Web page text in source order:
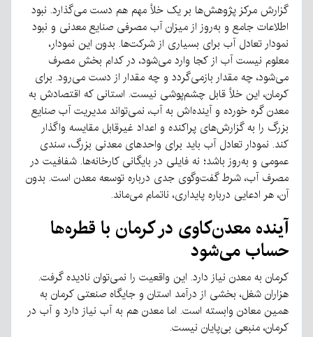
گزارش مرکز پژوهش‌ها بر یک خلأ مهم هم دست می‌گذارد. نبود
اطلاعات جامع و به‌روز از میزان آب مصرفی صنایع معدنی و نبود
نمودار تعادل آب برای بسیاری از شرکت‌ها. بدون این نمودار،
معلوم نیست آب از کجا وارد می‌شود، در کدام بخش مصرف
می‌شود، چه مقدار بازمی‌گردد و چه مقدار از دست می‌رود. برای
کرمان، این خلأ قابل چشم‌پوشی نیست. استانی که اقتصادش به
معدن گره خورده و آینده‌اش به آب، نمی‌تواند مدیریت آب صنایع
بزرگ را به گزارش‌های پراکنده و اعداد غیرقابل مقایسه واگذار
کند. نمودار تعادل آب باید برای واحدهای معدنی بزرگ، سندی
عمومی و به‌روز باشد؛ نه فایلی در بایگانی کارخانه‌ها. شفافیت در
مصرف آب، شرط گفت‌وگوی جدی درباره توسعه معدن است. بدون
آن، هر ادعایی درباره پایداری، ناتمام می‌ماند.
آیندهمعدن‌کاوی درکرمان با قطره‌ها
حسابمی‌شود
کرمان به معدن نیاز دارد. این واقعیت را نمی‌توان نادیده گرفت.
هزاران شغل، بخشی از درآمد استان و جایگاه صنعتی کرمان به
همین معادن وابسته است. اما معدن هم به آب نیاز دارد و آب در
کرمان، منبعی بی‌پایان نیست.